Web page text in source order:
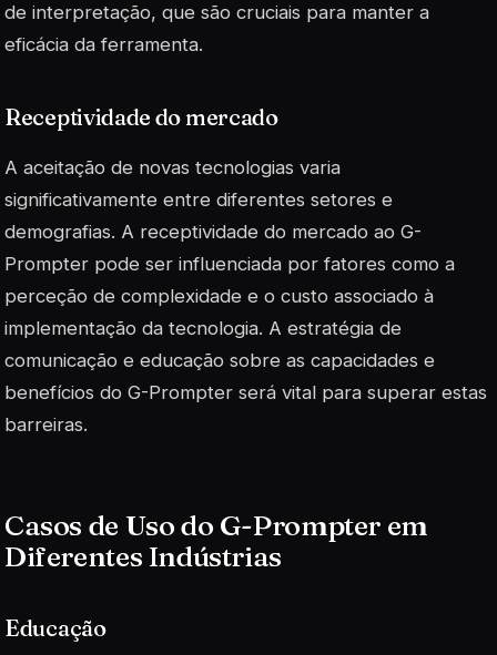
de interpretação, que são cruciais para manter a
eficácia da ferramenta.
Receptividade do mercado
A aceitação de novas tecnologias varia
significativamente entre diferentes setores e
demografias. A receptividade do mercado ao G-
Prompter pode ser influenciada por fatores como a
perceção de complexidade e o custo associado à
implementação da tecnologia. A estratégia de
comunicação e educação sobre as capacidades e
benefícios do G-Prompter será vital para superar estas
barreiras.
Casos de Uso do G-Prompter em
Diferentes Indústrias
Educação